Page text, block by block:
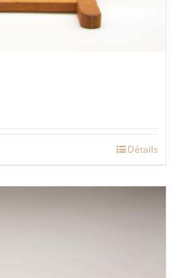
Détails